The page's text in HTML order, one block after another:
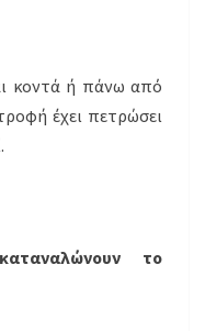
κοντά ή πάνω από
έχει πετρώσει
το